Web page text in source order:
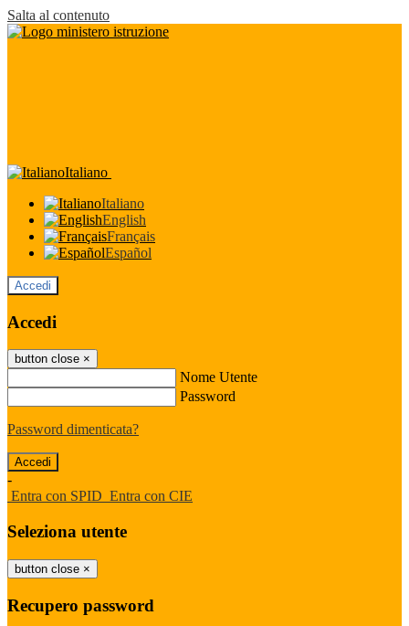
Salta al contenuto
Italiano
Italiano
English
Français
Español
Accedi
Accedi
button close ×
Nome Utente
Password
Password dimenticata?
-
Entra con SPID Entra con CIE
Seleziona utente
button close ×
Recupero password